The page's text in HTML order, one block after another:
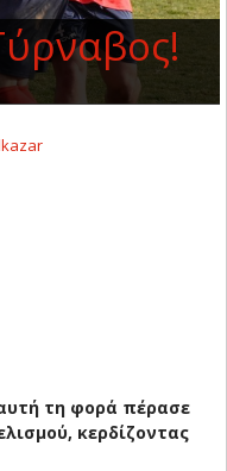
τη φορά πέρασε
κερδίζοντας